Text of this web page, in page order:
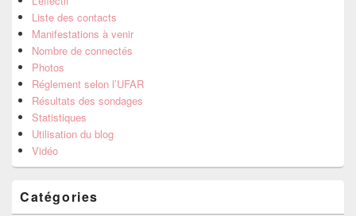
Liste des contacts
Manifestations à venir
Nombre de connectés
Photos
Réglement selon l’UFAR
Résultats des sondages
Statistiques
Utilisation du blog
Vidéo
Catégories